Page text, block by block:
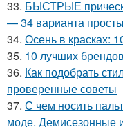
33. БЫСТРЫЕ
— 34 варианта
34. Осень в красках:
35. 10 лучших
36. Как подобрать
проверенные советы
37. С чем носить
моде. Демисезонные